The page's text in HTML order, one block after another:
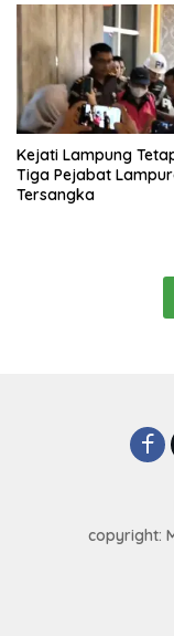
Kejati Lampung
Tiga Pejabat
Tersangka
copyright: